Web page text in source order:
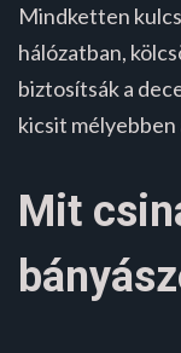
Mindketten
hálózatban,
biztosítsák a
kicsit
Mit